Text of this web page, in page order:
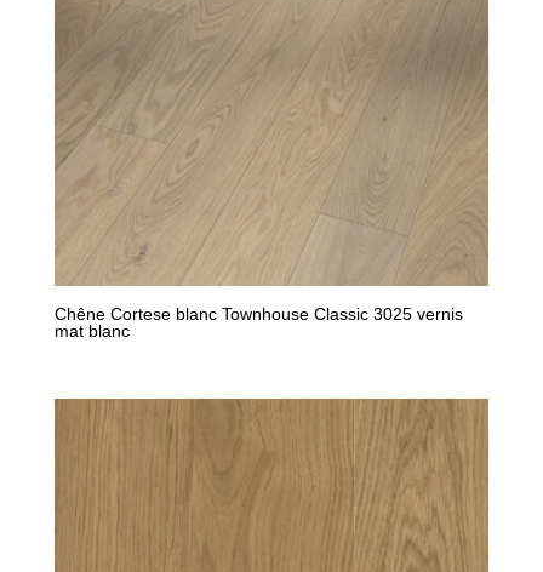
Chêne Cortese blanc Townhouse Classic 3025 vernis
mat blanc